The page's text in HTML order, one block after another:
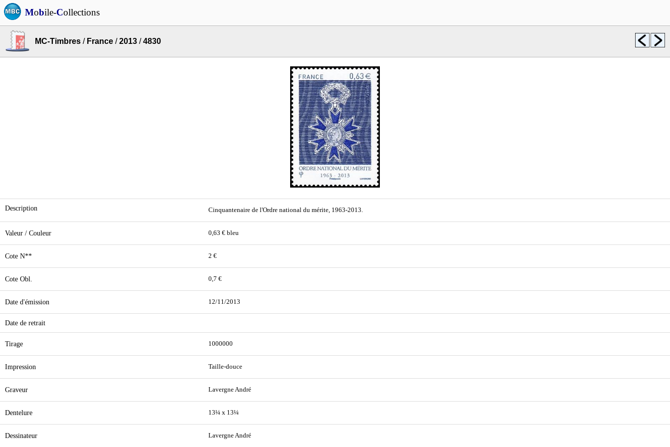
Mobile-Collections
MC-Timbres / France /2013 /4830
Description Cinquantenaire de l'Ordre national du mérite, 1963-2013.
Valeur / Couleur 0,63 € bleu
Cote N** 2 €
Cote Obl. 0,7 €
Date d'émission 12/11/2013
Date de retrait
Tirage 1000000
Impression Taille-douce
Graveur Lavergne André
Dentelure 13¼ x 13¼
Dessinateur Lavergne André